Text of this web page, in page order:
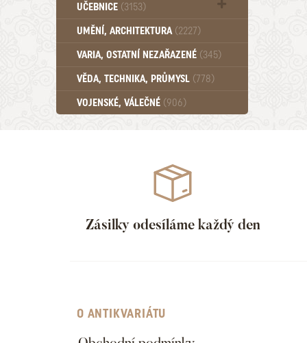
UČEBNICE (3153)
Učebnice - Jazykové (1297)
Učebnice - VŠ (259)
Učebnice - ZŠ (556)
Učebnice - Ostatní (499)
UMĚNÍ, ARCHITEKTURA (2227)
VARIA, OSTATNÍ NEZAŘAZENÉ (345)
VĚDA, TECHNIKA, PRŮMYSL (778)
VOJENSKÉ, VÁLEČNÉ (906)
Zásilky odesíláme každý den
O ANTIKVARIÁTU